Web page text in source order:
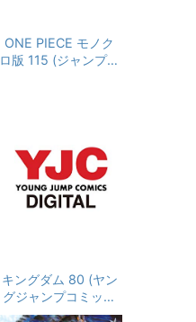
ONE PIECE モノク
ロ版 115 (ジャンプコ
キングダム 80 (ヤン
グジャンプコミック
スDIGITAL)